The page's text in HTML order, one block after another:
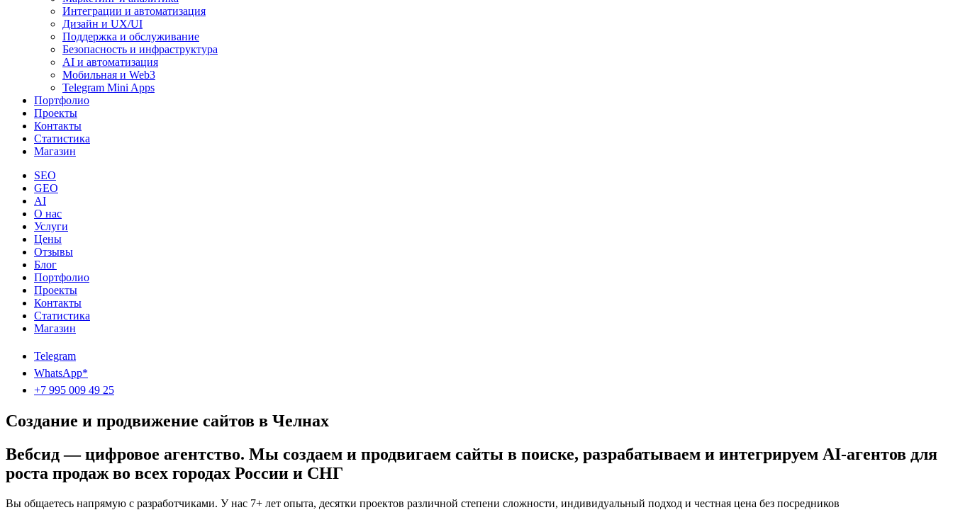
Интеграции и автоматизация
Дизайн и UX/UI
Поддержка и обслуживание
Безопасность и инфраструктура
AI и автоматизация
Мобильная и Web3
Telegram Mini Apps
Портфолио
Проекты
Контакты
Статистика
Магазин
SEO
GEO
AI
О нас
Услуги
Цены
Отзывы
Блог
Портфолио
Проекты
Контакты
Статистика
Магазин
Telegram
WhatsApp*
+7 995 009 49 25
Создание и продвижение сайтов в Челнах
Вебсид — цифровое агентство. Мы создаем и продвигаем сайты в поиске, разрабатываем и интегрируем AI-агентов для
роста продаж во всех городах России и СНГ
Вы общаетесь напрямую с разработчиками. У нас 7+ лет опыта, десятки проектов различной степени сложности, индивидуальный подход и честная цена без посредников